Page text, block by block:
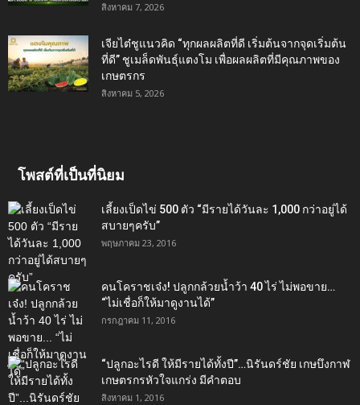
สิงหาคม 7, 2026
เจียไต๋ชูแนวคิด “ทุกผลผลิตที่ดี เริ่มต้นจากจุดเริ่มต้น
ที่ดี” ชูเมล็ดพันธุ์แตงโม เพื่อผลผลิตที่มีคุณภาพของ
เกษตรกร
สิงหาคม 5, 2026
โพสต์ที่เป็นที่นิยม
เลี้ยงเป็ดไข่ 500 ตัว “มีรายได้วันละ 1,000 กว่าอยู่ได้
สบายๆครับ”
พฤษภาคม 23, 2016
คนโคราชเจ๋ง! ปลูกกล้วยน้ำว้า 40 ไร่ ไม่พอขาย…
“ไม่เชื่อก็ให้มาดูงานได้”‬
กรกฎาคม 11, 2016
“ปลูกอะไรดี ให้มีรายได้ทั้งปี”…นิรันดร์ชัย เกษบึงกาฬ
เกษตรกรหัวใจแกร่ง มีคำตอบ
สิงหาคม 1, 2016